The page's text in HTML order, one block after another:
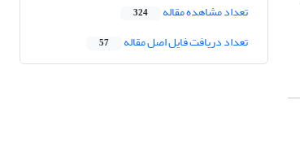
تعداد مشاهده مقاله 324
تعداد دریافت فایل اصل مقاله 57